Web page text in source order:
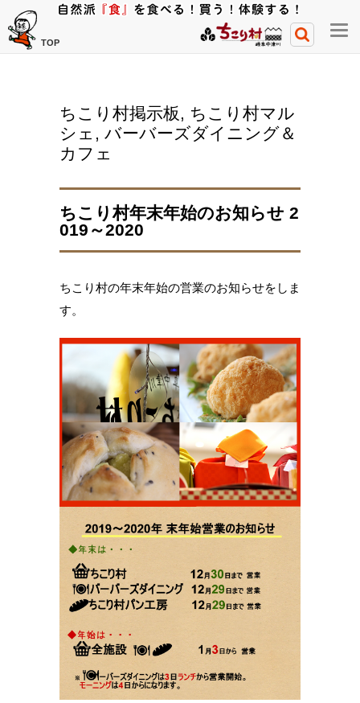
TOP
メ
ニ
ちこり村掲示板, ちこり村マル
シェ , バーバーズダイニング＆
カフェ
ちこり村年末年始のお知らせ 2
019～2020
ちこり村の年末年始の営業のお知らせをしま
す。